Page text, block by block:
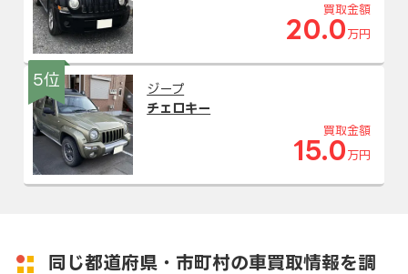
買取金額
20.0 万円
5位
ジープ
チェロキー
買取金額
15.0 万円
同じ都道府県・市町村の車買取情報を調